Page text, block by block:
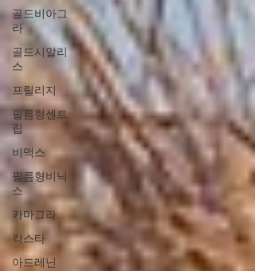
골드비아그
라
골드시알리
스
프릴리지
필름형센트
립
비맥스
필름형비닉
스
카마그라
칵스타
아드레닌